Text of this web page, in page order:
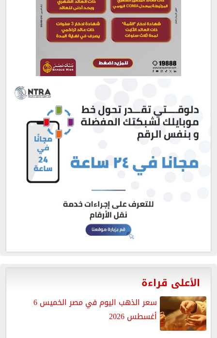
الأعلى قراءة
سعر الذهب اليوم في مصر الخميس 6
أغسطس 2026